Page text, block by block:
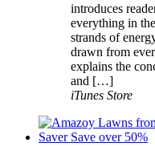
introduces
everything in
strands of
drawn from
explains the
and […]
iTunes Store